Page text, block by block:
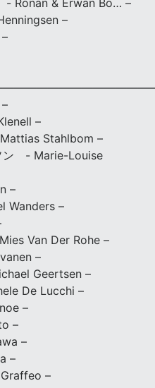
- Ronan & Erwan Bo… –
–
–
Stahlbom –
ン - Marie-Louise
–
Wanders –
Van Der Rohe –
–
Geertsen –
De Lucchi –
–
–
–
–
–